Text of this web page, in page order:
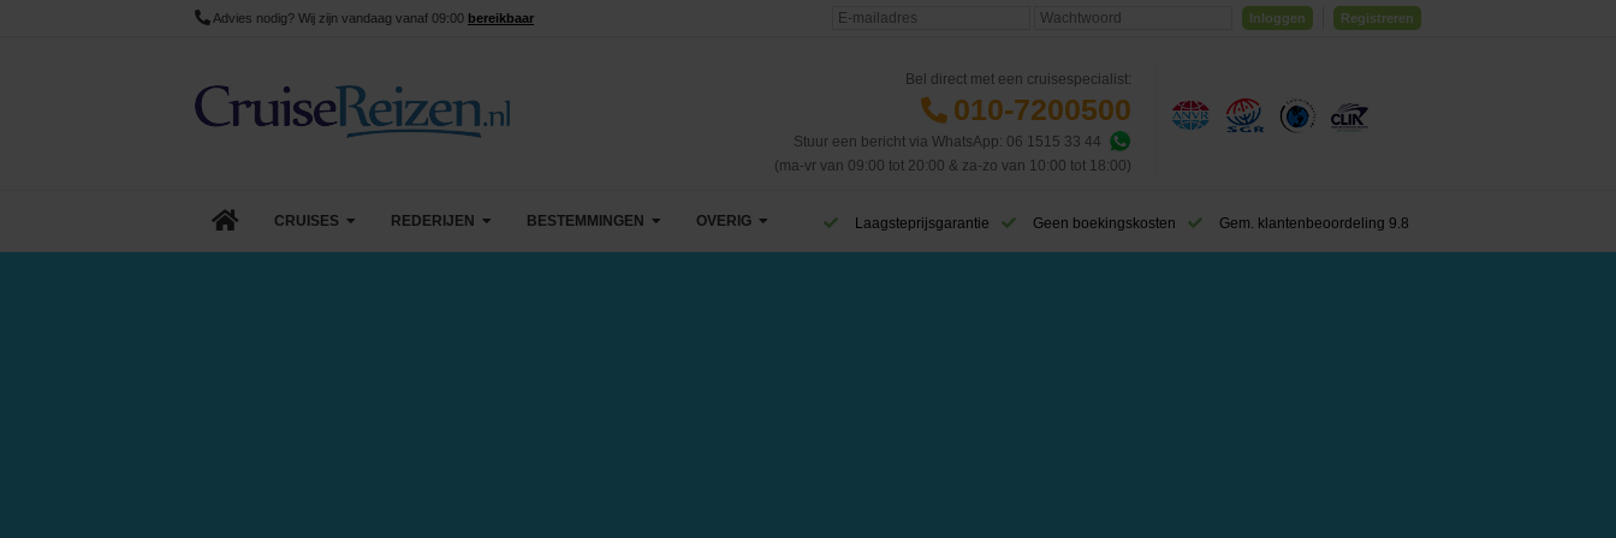
Advies nodig? Wij zijn vandaag vanaf 09:00 bereikbaar Inloggen Registreren
Bel direct met een cruisespecialist:
010-7200500
Stuur een bericht via WhatsApp: 06 1515 33 44
(ma-vr van 09:00 tot 20:00 & za-zo van 10:00 tot 18:00)
CRUISES REDERIJEN BESTEMMINGEN OVERIG Laagsteprijsgarantie Geen boekingskosten Gem. klantenbeoordeling 9.8